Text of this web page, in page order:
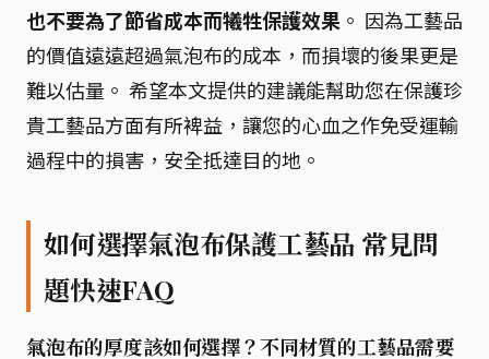
也不要為了節省成本而犧牲保護效果 。 因為工藝品
的價值遠遠超過氣泡布的成本，而損壞的後果更是
難以估量。 希望本文提供的建議能幫助您在保護珍
貴工藝品方面有所裨益，讓您的心血之作免受運輸
過程中的損害，安全抵達目的地。
如何選擇氣泡布保護工藝品 常見問
題快速FAQ
氣泡布的厚度該如何選擇？不同材質的工藝品需要